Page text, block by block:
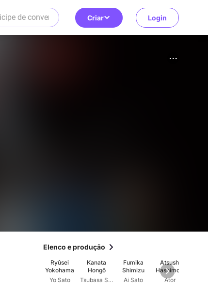
Criar Login
Elenco e produção
Ryûsei
Yokohama
Yo Sato
Kanata
Hongô
Tsubasa Sato
Fumika
Shimizu
Ai Sato
Atsushi
Hashimoto
Ator